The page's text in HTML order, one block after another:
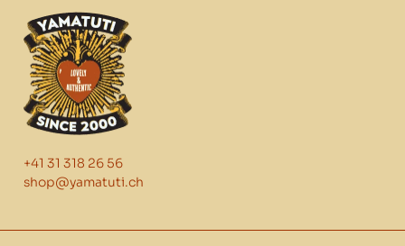
+41 31 318 26 56
shop@yamatuti.ch